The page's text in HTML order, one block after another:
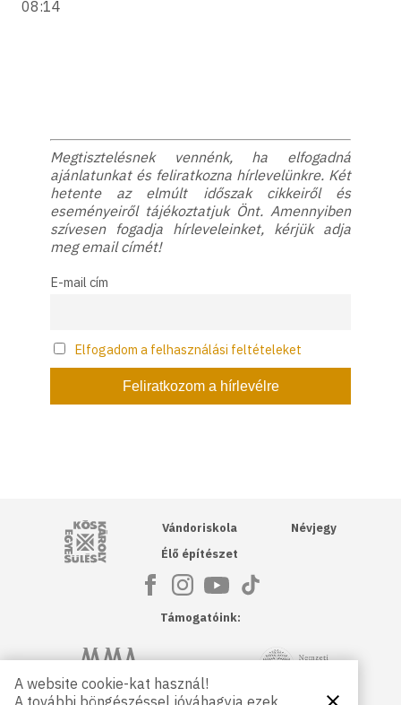
08:14
Megtisztelésnek vennénk, ha elfogadná
ajánlatunkat és feliratkozna hírlevelünkre. Két
hetente az elmúlt időszak cikkeiről és
eseményeiről tájékoztatjuk Önt. Amennyiben
szívesen fogadja hírleveleinket, kérjük adja
meg email címét!
E-mail cím
Elfogadom a felhasználási feltételeket
Kós Károly Egyesülés
Vándoriskola
Élő építészet
Névjegy
Támogatóink:
Magyar Művészeti Akadémia NKA
A website cookie-kat használ!
A további böngészéssel jóváhagyja ezek